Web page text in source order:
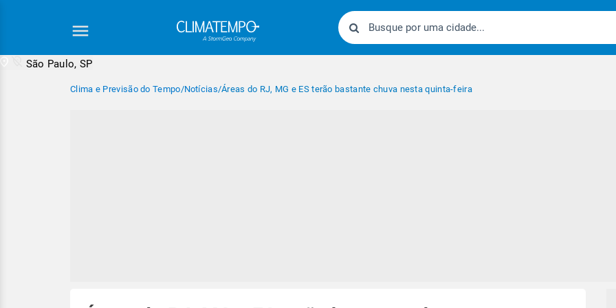
São Paulo, SP
Clima e Previsão do Tempo/Notícias/Áreas do RJ, MG e ES terão bastante chuva nesta quinta-feira